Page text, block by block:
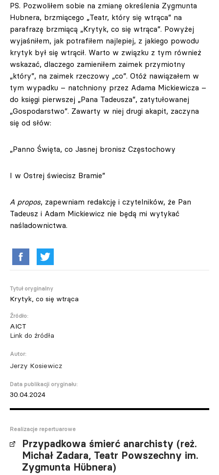
PS. Pozwoliłem sobie na zmianę określenia Zygmunta
Hubnera, brzmiącego „Teatr, który się wtrąca” na
parafrazę brzmiącą „Krytyk, co się wtrąca”. Powyżej
wyjaśniłem, jak potrafiłem najlepiej, z jakiego powodu
krytyk był się wtrącił. Warto w związku z tym również
wskazać, dlaczego zamieniłem zaimek przymiotny
„który”, na zaimek rzeczowy „co”. Otóż nawiązałem w
tym wypadku – natchniony przez Adama Mickiewicza –
do księgi pierwszej „Pana Tadeusza”, zatytułowanej
„Gospodarstwo”. Zawarty w niej drugi akapit, zaczyna
się od słów:
„Panno Święta, co Jasnej bronisz Częstochowy
I w Ostrej świecisz Bramie”
A propos, zapewniam redakcję i czytelników, że Pan
Tadeusz i Adam Mickiewicz nie będą mi wytykać
naśladownictwa.
Tytuł oryginalny
Krytyk, co się wtrąca
Źródło:
AICT
Link do źródła
Autor:
Jerzy Kosiewicz
Data publikacji oryginału:
30.04.2024
Realizacje repertuarowe
Przypadkowa śmierć anarchisty (reż.
Michał Zadara, Teatr Powszechny im.
Zygmunta Hübnera)